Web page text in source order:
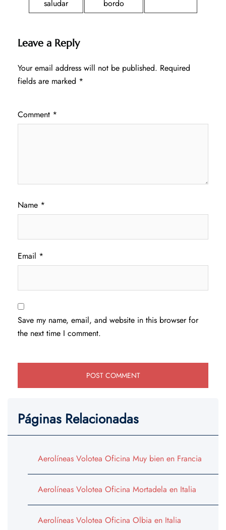
saludar bordo
Leave a Reply
Your email address will not be published. Required
fields are marked *
Comment *
Name *
Email *
Save my name, email, and website in this browser for
the next time I comment.
Páginas Relacionadas
Aerolíneas Volotea Oficina Muy bien en Francia
Aerolíneas Volotea Oficina Mortadela en Italia
Aerolíneas Volotea Oficina Olbia en Italia